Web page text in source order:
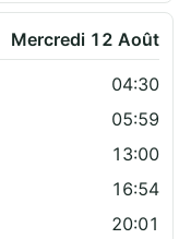
Mercredi 12 Août
04:30
05:59
13:00
16:54
20:01